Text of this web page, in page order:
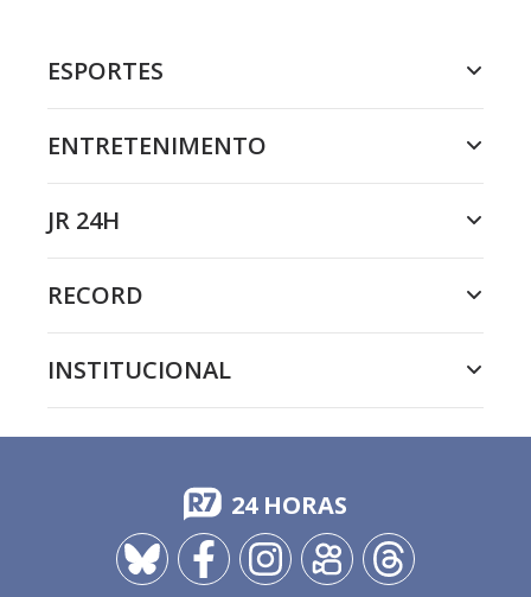
ESPORTES
ENTRETENIMENTO
JR 24H
RECORD
INSTITUCIONAL
24 HORAS